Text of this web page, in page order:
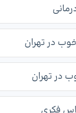
در تهران
در تهران
فکری